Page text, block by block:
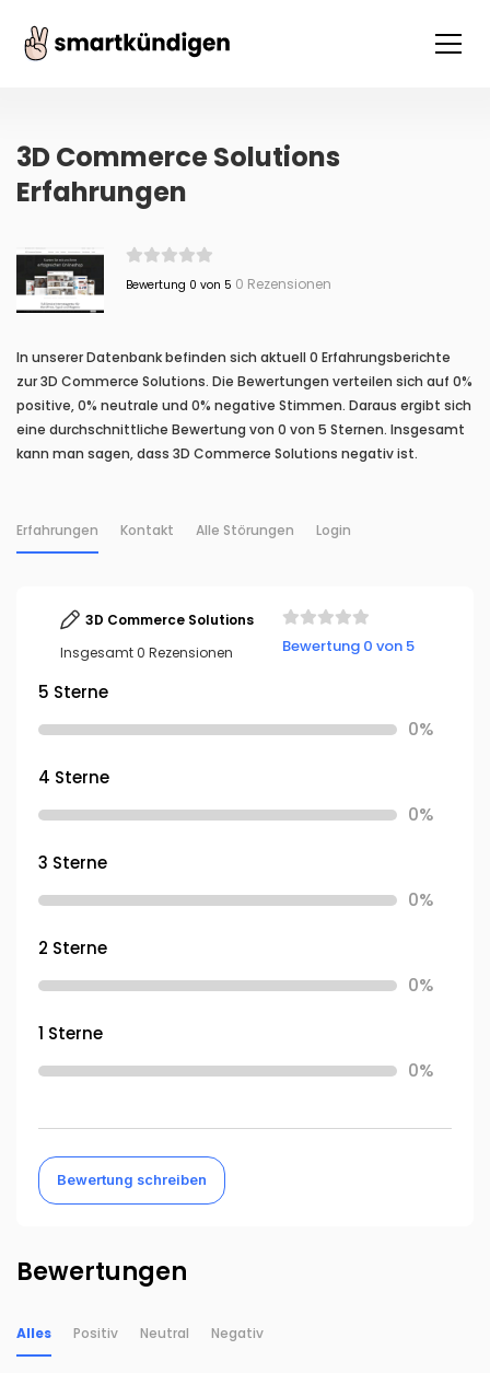
3D Commerce Solutions
Erfahrungen
Bewertung 0 von 5 0 Rezensionen
In unserer Datenbank befinden sich aktuell 0 Erfahrungsberichte
zur 3D Commerce Solutions. Die Bewertungen verteilen sich auf 0%
positive, 0% neutrale und 0% negative Stimmen. Daraus ergibt sich
eine durchschnittliche Bewertung von 0 von 5 Sternen. Insgesamt
kann man sagen, dass 3D Commerce Solutions negativ ist.
Erfahrungen Kontakt Alle Störungen Login
3D Commerce Solutions
Insgesamt 0 Rezensionen
Bewertung 0 von 5
5 Sterne
0%
4 Sterne
0%
3 Sterne
0%
2 Sterne
0%
1 Sterne
0%
Bewertung schreiben
Bewertungen
Alles Positiv Neutral Negativ